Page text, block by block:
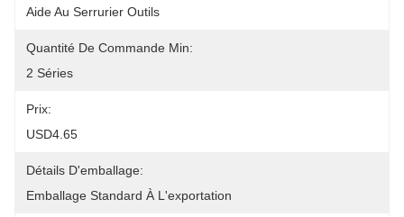
Aide Au Serrurier Outils
Quantité De Commande Min:
2 Séries
Prix:
USD4.65
Détails D'emballage:
Emballage Standard À L'exportation